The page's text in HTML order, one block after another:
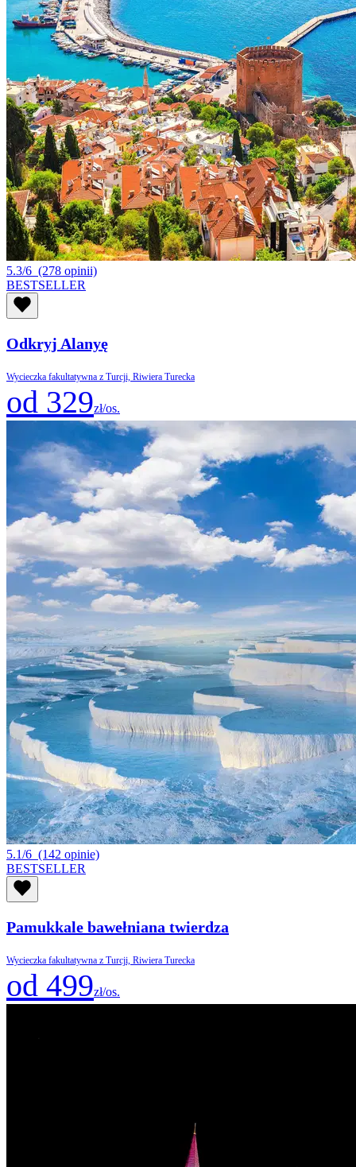
5.3/6 (278 opinii)
BESTSELLER
Odkryj Alanyę
Wycieczka fakultatywna z Turcji, Riwiera Turecka
od 329zł/os.
5.1/6 (142 opinie)
BESTSELLER
Pamukkale bawełniana twierdza
Wycieczka fakultatywna z Turcji, Riwiera Turecka
od 499zł/os.